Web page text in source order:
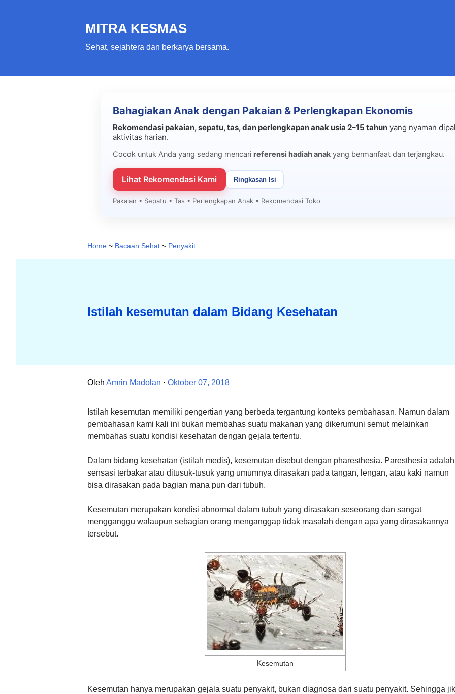
MITRA KESMAS
Sehat, sejahtera dan berkarya bersama.
Bahagiakan Anak dengan Pakaian & Perlengkapan Ekonomis
Rekomendasi pakaian, sepatu, tas, dan perlengkapan anak usia 2–15 tahun yang nyaman
aktivitas harian.
Cocok untuk Anda yang sedang mencari referensi hadiah anak yang bermanfaat dan terjangkau.
Lihat Rekomendasi Kami Ringkasan Isi
Pakaian • Sepatu • Tas • Perlengkapan Anak • Rekomendasi Toko
Home ~ Bacaan Sehat ~ Penyakit
Istilah kesemutan dalam Bidang Kesehatan
Oleh Amrin Madolan Oktober 07, 2018
Istilah kesemutan memiliki pengertian yang berbeda tergantung konteks pembahasan. Namun dalam
pembahasan kami kali ini bukan membahas suatu makanan yang dikerumuni semut melainkan
membahas suatu kondisi kesehatan dengan gejala tertentu.
Dalam bidang kesehatan (istilah medis), kesemutan disebut dengan pharesthesia. Paresthesia adalah
sensasi terbakar atau ditusuk-tusuk yang umumnya dirasakan pada tangan, lengan, atau kaki namun
bisa dirasakan pada bagian mana pun dari tubuh.
Kesemutan merupakan kondisi abnormal dalam tubuh yang dirasakan seseorang dan sangat
mengganggu walaupun sebagian orang menganggap tidak masalah dengan apa yang dirasakannya
tersebut.
Kesemutan
Kesemutan hanya merupakan gejala suatu penyakit, bukan diagnosa dari suatu penyakit. Sehingga